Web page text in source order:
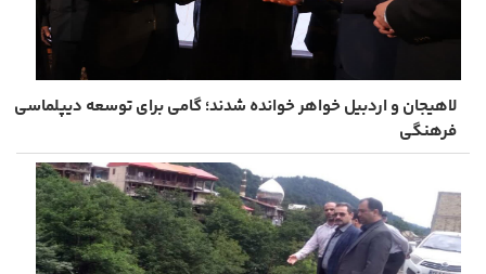
لاهیجان و اردبیل خواهر خوانده شدند؛ گامی برای توسعه دیپلماسی
فرهنگی